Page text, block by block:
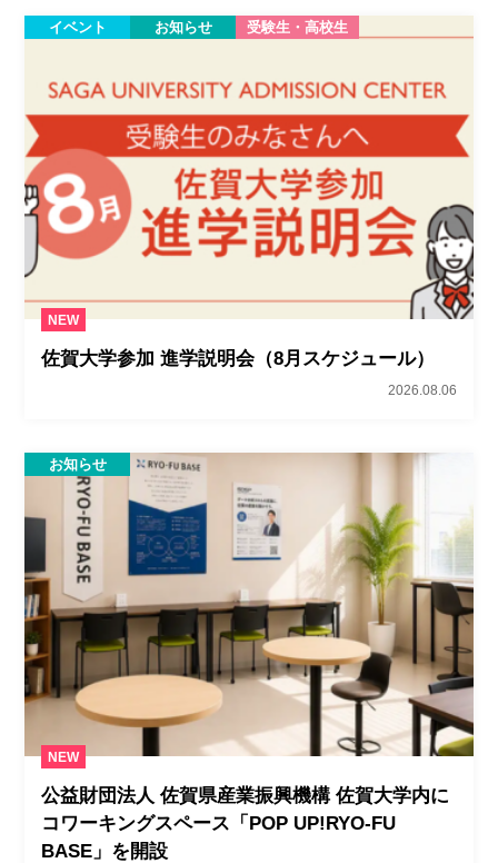
イベント お知らせ 受験生・高校生
NEW
佐賀大学参加 進学説明会（8月スケジュール）
2026.08.06
お知らせ
NEW
公益財団法人 佐賀県産業振興機構 佐賀大学内に
コワーキングスペース「POP UP!RYO-FU
BASE」を開設